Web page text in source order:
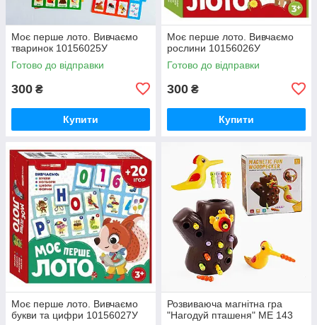
Моє перше лото. Вивчаємо
тваринок 10156025У
Готово до відправки
300 ₴
Купити
Моє перше лото. Вивчаємо
рослини 10156026У
Готово до відправки
300 ₴
Купити
Моє перше лото. Вивчаємо
букви та цифри 10156027У
Розвиваюча магнітна гра
"Нагодуй пташеня" ME 143